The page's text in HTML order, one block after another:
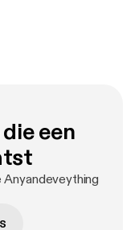
een
Anyandeveything